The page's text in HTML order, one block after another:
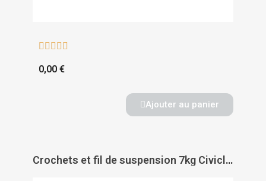
    
0,00 €
Ajouter au panier
Crochets et fil de suspension 7kg Civiclic - CIVIC